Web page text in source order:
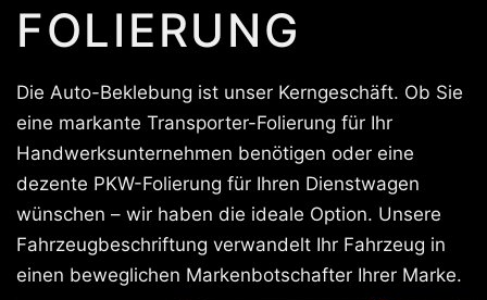
FOLIERUNG
Die Auto-Beklebung ist unser Kerngeschäft. Ob Sie
eine markante Transporter-Folierung für Ihr
Handwerksunternehmen benötigen oder eine
dezente PKW-Folierung für Ihren Dienstwagen
wünschen – wir haben die ideale Option. Unsere
Fahrzeugbeschriftung verwandelt Ihr Fahrzeug in
einen beweglichen Markenbotschafter Ihrer Marke.